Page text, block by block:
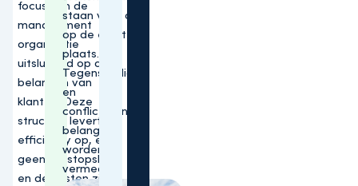
focus van de
management
organisatie
uitsluitend op de
belangen van
klanten. Deze
structuur levert
efficiency op, er is
geen winstopslag
en de kosten zijn
staan voor ons
op de eerste
plaats.
Tegenstrijdige
en
conflicterende
belangen
worden
vermeden.